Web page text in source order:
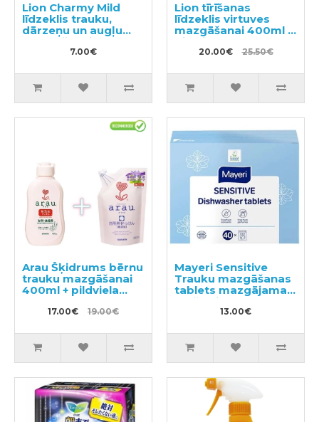
Lion Charmy Mild
līdzeklis trauku,
dārzeņu un augļu
mazgāšanai, ar
apelsīna eļļu 260ml
7.00€
Lion tīrīšanas
līdzeklis virtuves
mazgāšanai 400ml +
pildviela 2gab
20.00€ 25.50€
Arau Šķidrums bērnu
trauku mazgāšanai
400ml + pildviela
17.00€ 19.00€
Mayeri Sensitive
Trauku mazgāšanas
tablets mazgājamai
mašīnai 40gab
13.00€